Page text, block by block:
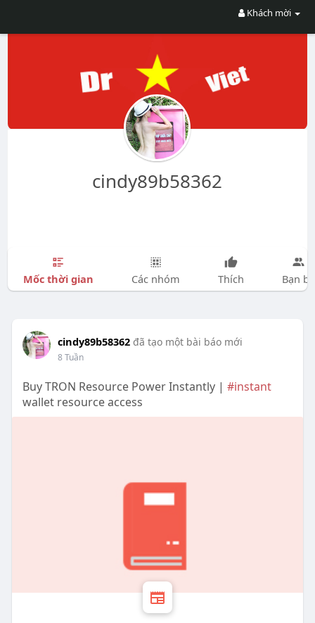
Khách mời
cindy89b58362
Mốc thời gian Các nhóm Thích Bạn bè
cindy89b58362 đã tạo một bài báo mới
8 Tuần
Buy TRON Resource Power Instantly | #instant
wallet resource access